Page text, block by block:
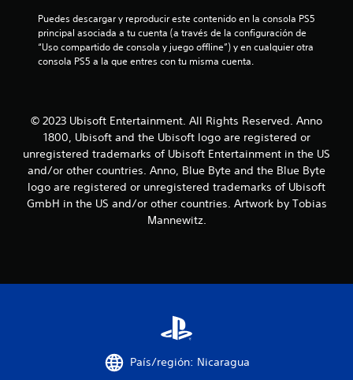
l
s
e
n
u
Puedes descargar y reproducir este contenido en la consola PS5
principal asociada a tu cuenta (a través de la configuración de
“Uso compartido de consola y juego offline”) y en cualquier otra
consola PS5 a la que entres con tu misma cuenta.
© 2023 Ubisoft Entertainment. All Rights Reserved. Anno
1800, Ubisoft and the Ubisoft logo are registered or
unregistered trademarks of Ubisoft Entertainment in the US
and/or other countries. Anno, Blue Byte and the Blue Byte
logo are registered or unregistered trademarks of Ubisoft
GmbH in the US and/or other countries. Artwork by Tobias
Mannewitz.
País/región: Nicaragua